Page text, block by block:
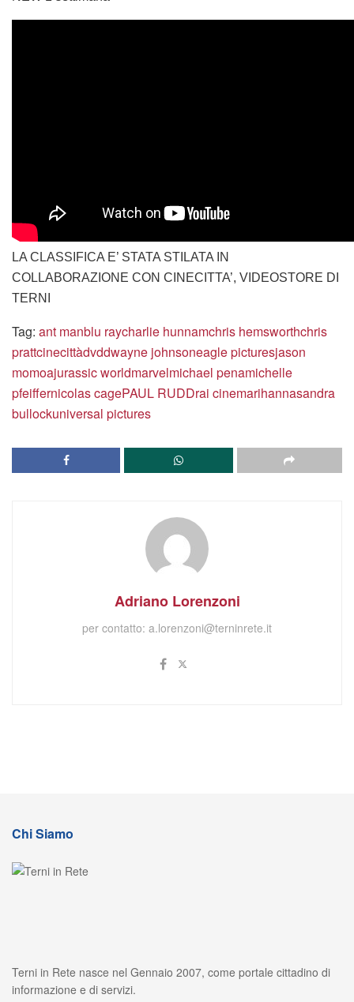
LA CLASSIFICA E’ STATA STILATA IN
COLLABORAZIONE CON CINECITTA’, VIDEOSTORE DI
TERNI
Tag: ant manblu raycharlie hunnamchris hemsworthchris
prattcinecittàdvddwayne johnsoneagle picturesjason
momoajurassic worldmarvelmichael penamichelle
pfeiffernicolas cagePAUL RUDDrai cinemarihannasandra
bullockuniversal pictures
Adriano Lorenzoni
per contatto: a.lorenzoni@terninrete.it
Chi Siamo
Terni in Rete nasce nel Gennaio 2007, come portale cittadino di
informazione e di servizi.